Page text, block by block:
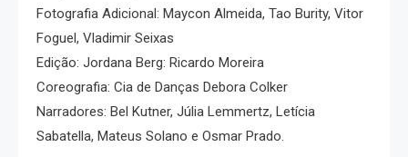
Fotografia Adicional: Maycon Almeida, Tao Burity, Vitor
Foguel, Vladimir Seixas
Edição: Jordana Berg: Ricardo Moreira
Coreografia: Cia de Danças Debora Colker
Narradores: Bel Kutner, Júlia Lemmertz, Letícia
Sabatella, Mateus Solano e Osmar Prado.